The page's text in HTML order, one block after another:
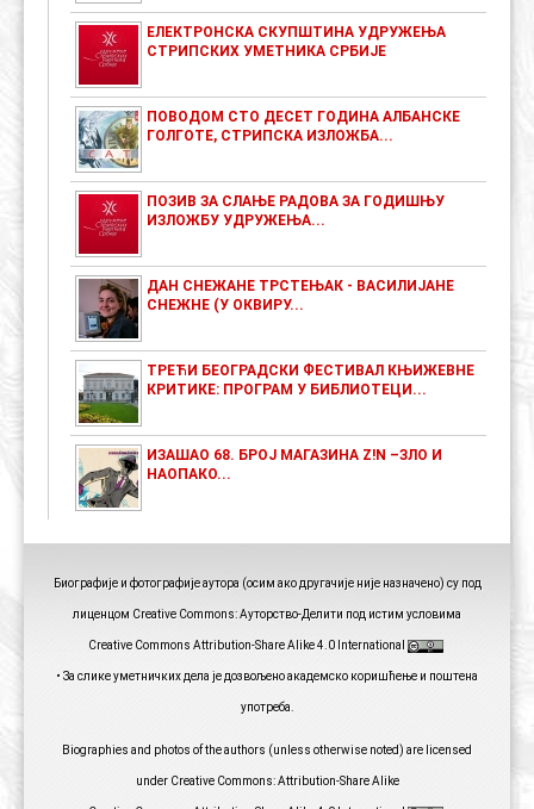
ЕЛЕКТРОНСКА СКУПШТИНА УДРУЖЕЊА
СТРИПСКИХ УМЕТНИКА СРБИЈЕ
ПОВОДОМ СТО ДЕСЕТ ГОДИНА АЛБАНСКЕ
ГОЛГОТЕ, СТРИПСКА ИЗЛОЖБА...
ПОЗИВ ЗА СЛАЊЕ РАДОВА ЗА ГОДИШЊУ
ИЗЛОЖБУ УДРУЖЕЊА...
ДАН СНЕЖАНЕ ТРСТЕЊАК - ВАСИЛИЈАНЕ
СНЕЖНЕ (У ОКВИРУ...
ТРЕЋИ БЕОГРАДСКИ ФЕСТИВАЛ КЊИЖЕВНЕ
КРИТИКЕ: ПРОГРАМ У БИБЛИОТЕЦИ...
ИЗАШАО 68. БРОЈ МАГАЗИНА Z!N –ЗЛО И
НАОПАКО...
Биографије и фотографије аутора (осим ако другачије није назначено) су под
лиценцом Creative Commons: Ауторство-Делити под истим условима
Creative Commons Attribution-Share Alike 4.0 International
• За слике уметничких дела је дозвољено академско коришћење и поштена
употреба.
Biographies and photos of the authors (unless otherwise noted) are licensed
under Creative Commons: Attribution-Share Alike